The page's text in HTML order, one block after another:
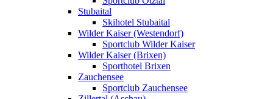
Stubaital
Skihotel Stubaital
Wilder Kaiser (Westendorf)
Sportclub Wilder Kaiser
Wilder Kaiser (Brixen)
Sporthotel Brixen
Zauchensee
Sportclub Zauchensee